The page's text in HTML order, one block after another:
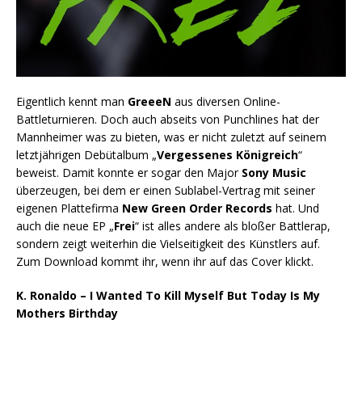
Eigentlich kennt man GreeeN aus diversen Online-
Battleturnieren. Doch auch abseits von Punchlines hat der
Mannheimer was zu bieten, was er nicht zuletzt auf seinem
letztjährigen Debütalbum „Vergessenes Königreich“
beweist. Damit konnte er sogar den Major Sony Music
überzeugen, bei dem er einen Sublabel-Vertrag mit seiner
eigenen Plattefirma New Green Order Records hat. Und
auch die neue EP „Frei“ ist alles andere als bloßer Battlerap,
sondern zeigt weiterhin die Vielseitigkeit des Künstlers auf.
Zum Download kommt ihr, wenn ihr auf das Cover klickt.
K. Ronaldo – I Wanted To Kill Myself But Today Is My
Mothers Birthday